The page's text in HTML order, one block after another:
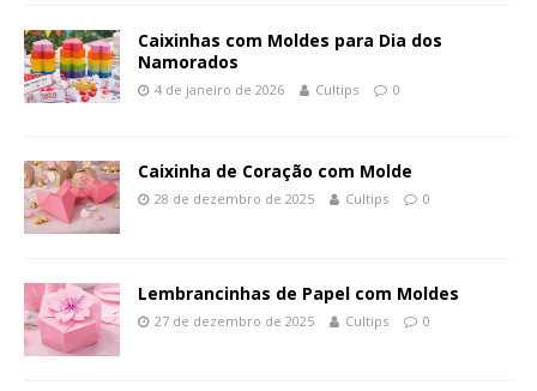
Caixinhas com Moldes para Dia dos
Namorados
4 de janeiro de 2026 Cultips 0
Caixinha de Coração com Molde
28 de dezembro de 2025 Cultips 0
Lembrancinhas de Papel com Moldes
27 de dezembro de 2025 Cultips 0